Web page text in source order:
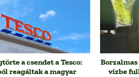
a csendet a Tesco:
reagáltak a magyar
vízbe